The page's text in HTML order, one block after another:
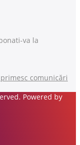
va la
comunicări
Powered by